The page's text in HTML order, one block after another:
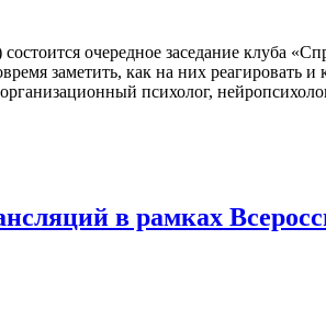
очередное заседание клуба
заметить, как на них реагировать
психолог,
в рамках